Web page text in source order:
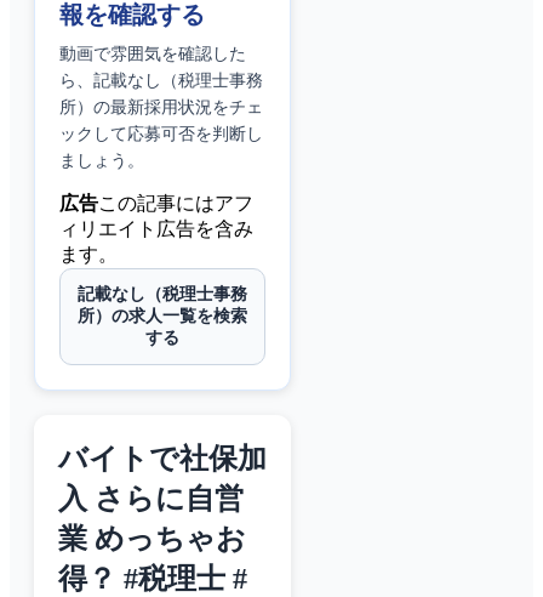
報を確認する
動画で雰囲気を確認した
ら、 記載なし（税理士事務
所） の最新採用状況をチェ
ックして応募可否を判断し
ましょう。
広告この記事にはアフ
ィリエイト広告を含み
ます。
記載なし（税理士事務
所）の求人一覧を検索
する
バイトで社保加
入 さらに自営
業 めっちゃお
得？ #税理士 #